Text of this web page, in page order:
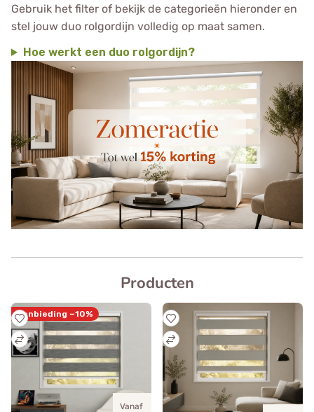
Gebruik het filter of bekijk de categorieën hieronder en
stel jouw duo rolgordijn volledig op maat samen.
Hoe werkt een duo rolgordijn?
Producten
Vanaf
Aanbieding −10%